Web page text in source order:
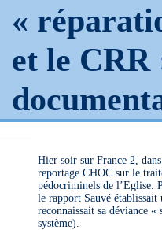
«
et le CRR
Hier soir sur France 2,
reportage CHOC sur le
pédocriminels de l’Eglise.
le rapport Sauvé
reconnaissait sa déviance
système).